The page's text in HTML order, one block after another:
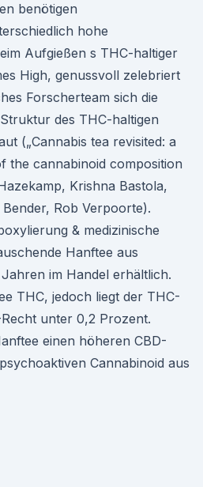
benötigen
hohe
Aufgießen s THC-haltiger
High, genussvoll zelebriert
Forscherteam sich die
des THC-haltigen
(„Cannabis tea revisited: a
the cannabinoid composition
Krishna Bastola,
Rob Verpoorte).
& medizinische
Hanftee aus
im Handel erhältlich.
THC, jedoch liegt der THC-
unter 0,2 Prozent.
einen höheren CBD-
Cannabinoid aus